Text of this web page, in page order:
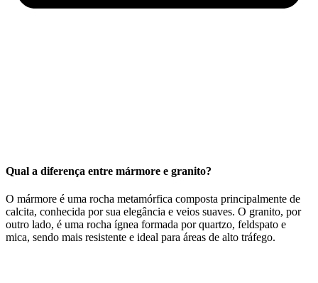
Qual a diferença entre mármore e granito?
O mármore é uma rocha metamórfica composta principalmente de
calcita, conhecida por sua elegância e veios suaves. O granito, por
outro lado, é uma rocha ígnea formada por quartzo, feldspato e
mica, sendo mais resistente e ideal para áreas de alto tráfego.